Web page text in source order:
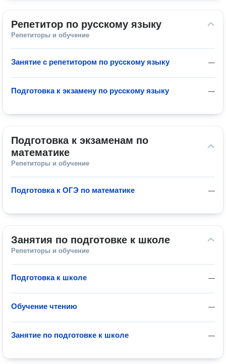
Репетитор по русскому языку
Репетиторы и обучение
—
Занятие с репетитором по русскому языку
—
Подготовка к экзамену по русскому языку
Подготовка к экзаменам по
математике
Репетиторы и обучение
—
Подготовка к ОГЭ по математике
Занятия по подготовке к школе
Репетиторы и обучение
—
Подготовка к школе
—
Обучение чтению
—
Занятие по подготовке к школе